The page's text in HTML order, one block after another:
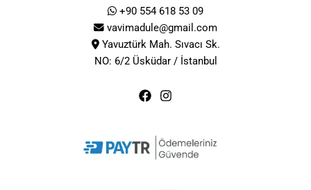
+90 554 618 53 09
vavimadule@gmail.com
Yavuztürk Mah. Sıvacı Sk.
NO: 6/2 Üsküdar / İstanbul